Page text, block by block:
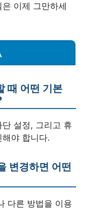
이제 그만하세
때 어떤 기본
설정, 그리고 휴
야 합니다.
변경하면 어떤
다른 방법을 이용